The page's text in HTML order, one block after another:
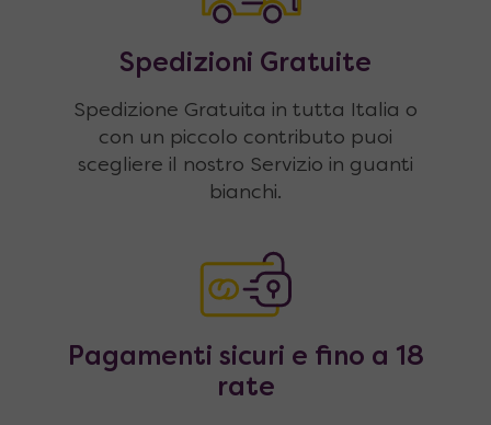
Spedizioni Gratuite
Spedizione Gratuita in tutta Italia o
con un piccolo contributo puoi
scegliere il nostro Servizio in guanti
bianchi.
Pagamenti sicuri e fino a 18
rate